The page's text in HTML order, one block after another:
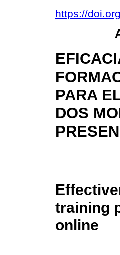
https://
PARA
DOS
training
online